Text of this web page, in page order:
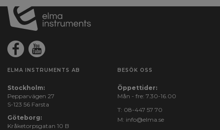
ELMA INSTRUMENTS AB
Stockholm:
Pepparvägen 27
S-123 56 Farsta
Göteborg:
Kråketorpsgatan 10 B
BESÖK OSS
Öppettider:
Mån - fre: 7.30-16.00
T: 08-447 57 70
M: info@elma.se